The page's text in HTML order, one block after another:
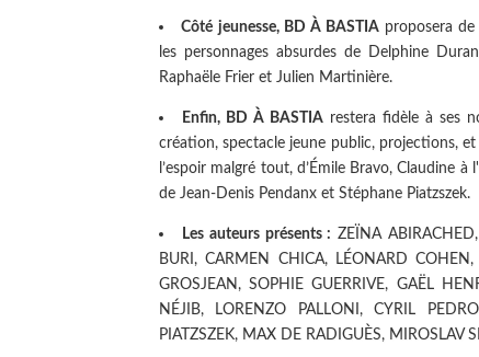
Côté jeunesse, BD À BASTIAproposera de
les personnages absurdes de Delphine
Raphaële Frier et Julien Martinière.
Enfin, BD À BASTIA restera fidèle à ses
création, spectacle jeune public, projections,
l’espoir malgré tout, d’Émile Bravo, Claudine
de Jean-Denis Pendanx et Stéphane Piatzszek.
Les auteurs présents : ZEÏNA
BURI, CARMEN CHICA, LÉONARD
GROSJEAN, SOPHIE GUERRIVE, GAËL
NÉJIB, LORENZO PALLONI, CYRIL
PIATZSZEK, MAX DE RADIGUÈS, MIROSLAV